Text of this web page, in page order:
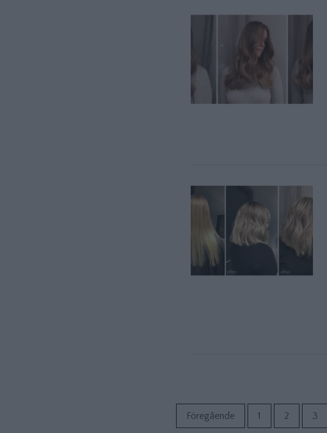
Föregående 1 2 3